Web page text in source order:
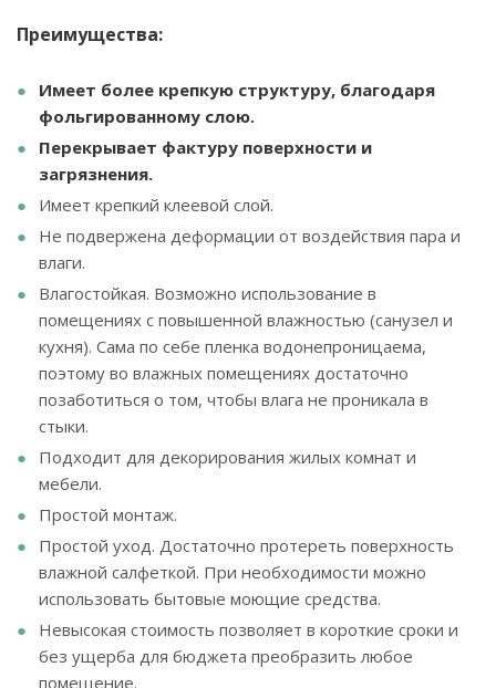
Преимущества:
Имеет более крепкую структуру, благодаря
фольгированному слою.
Перекрывает фактуру поверхности и
загрязнения.
Имеет крепкий клеевой слой.
Не подвержена деформации от воздействия пара и
влаги.
Влагостойкая. Возможно использование в
помещениях с повышенной влажностью (санузел и
кухня). Сама по себе пленка водонепроницаема,
поэтому во влажных помещениях достаточно
позаботиться о том, чтобы влага не проникала в
стыки.
Подходит для декорирования жилых комнат и
мебели.
Простой монтаж.
Простой уход. Достаточно протереть поверхность
влажной салфеткой. При необходимости можно
использовать бытовые моющие средства.
Невысокая стоимость позволяет в короткие сроки и
без ущерба для бюджета преобразить любое
помещение.